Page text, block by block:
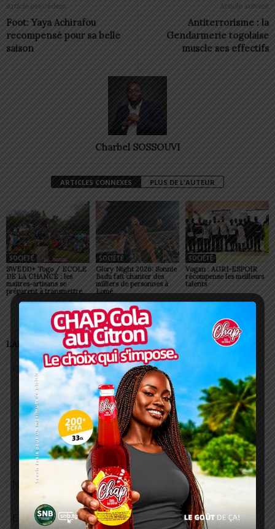
Article précédent
Foot: Yaya Achirafou
recompensé pour sa belle
saison
Article suivant
Antiterrorisme : la
Gendarmerie togolaise
muscle ses effectifs
Charbel SOSSOUVI
ARTICLES CONNEXES PLUS DE L'AUTEUR
SOCIÉTÉ
SWEDD+ Togo / ECOLE
DE LA CHANCE : les
maitres-artisans se
préparent à transmettre
SOCIÉTÉ
Glory Night 2026: Sonnie
Badu fait chanter des
milliers de personnes à
Lomé
SOCIÉTÉ
Vogan : AGRI-ESPOIR
récompense les meilleurs
talents
LAISSER UN COMMENTAIRE